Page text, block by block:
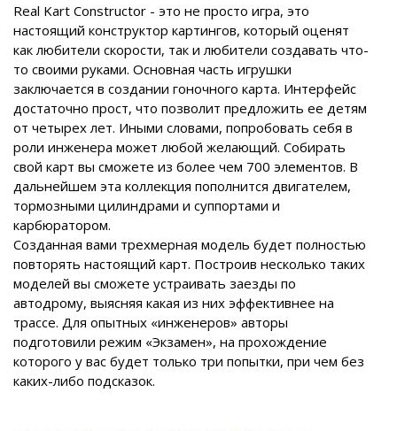
Real Kart Constructor - это не просто игра, это
настоящий конструктор картингов, который оценят
как любители скорости, так и любители создавать что-
то своими руками. Основная часть игрушки
заключается в создании гоночного карта. Интерфейс
достаточно прост, что позволит предложить ее детям
от четырех лет. Иными словами, попробовать себя в
роли инженера может любой желающий. Собирать
свой карт вы сможете из более чем 700 элементов. В
дальнейшем эта коллекция пополнится двигателем,
тормозными цилиндрами и суппортами и
карбюратором.
Созданная вами трехмерная модель будет полностью
повторять настоящий карт. Построив несколько таких
моделей вы сможете устраивать заезды по
автодрому, выясняя какая из них эффективнее на
трассе. Для опытных «инженеров» авторы
подготовили режим «Экзамен», на прохождение
которого у вас будет только три попытки, при чем без
каких-либо подсказок.